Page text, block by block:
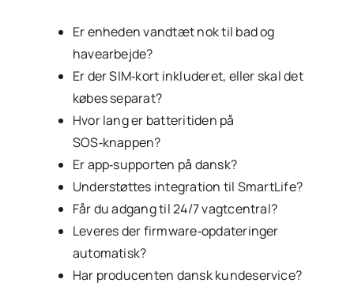
Er enheden vandtæt nok til bad og
havearbejde?
Er der SIM‑kort inkluderet, eller skal det
købes separat?
Hvor lang er batteritiden på
SOS‑knappen?
Er app‑supporten på dansk?
Understøttes integration til SmartLife?
Får du adgang til 24/7 vagtcentral?
Leveres der firmware‑opdateringer
automatisk?
Har producenten dansk kundeservice?